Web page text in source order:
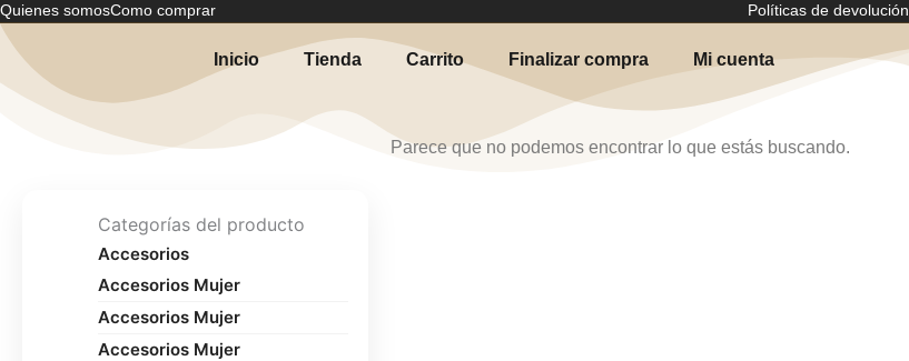
Ir
al
contenido
Quienes somosComo comprar Políticas de devolución
Inicio Tienda Carrito Finalizar compra Mi cuenta
Categorías del producto
Accesorios
Accesorios Mujer
Accesorios Mujer
Accesorios Mujer
Parece que no podemos encontrar lo que estás buscando.